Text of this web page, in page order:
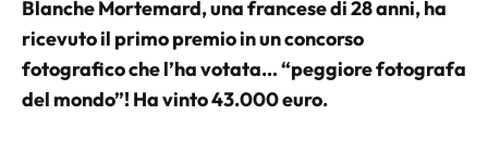
Blanche Mortemard, una francese di 28 anni, ha
ricevuto il primo premio in un concorso
fotografico che l’ha votata… “peggiore fotografa
del mondo”! Ha vinto 43.000 euro.